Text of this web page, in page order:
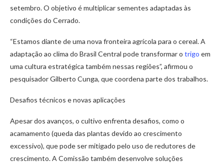
setembro. O objetivo é multiplicar sementes adaptadas às
condições do Cerrado.
“Estamos diante de uma nova fronteira agrícola para o cereal. A
adaptação ao clima do Brasil Central pode transformar o trigo em
uma cultura estratégica também nessas regiões”, afirmou o
pesquisador Gilberto Cunga, que coordena parte dos trabalhos.
Desafios técnicos e novas aplicações
Apesar dos avanços, o cultivo enfrenta desafios, como o
acamamento (queda das plantas devido ao crescimento
excessivo), que pode ser mitigado pelo uso de redutores de
crescimento. A Comissão também desenvolve soluções